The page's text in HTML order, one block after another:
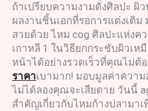
ถ้าเปรียบความงามดั่งศิลปะ ผิ
ผลงานชิ้นเอกที่รอการแต่งเติม
สวยด้วย ไหม cog ศิลปะแห่งค
เกาหลี 1 ในวิธียกกระชับผิวเห
หน้าได้อย่างรวดเร็วที่คุณไม่ต้
ราคาเบามาก! มอบมูลค่าควา
ไม่ได้ลองคุณจะเสียดาย วันนี้
สำคัญเกี่ยวกับไหมก้างปลามา